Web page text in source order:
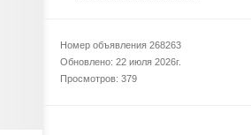
Номер объявления 268263
Обновлено: 22 июля 2026г.
Просмотров: 379